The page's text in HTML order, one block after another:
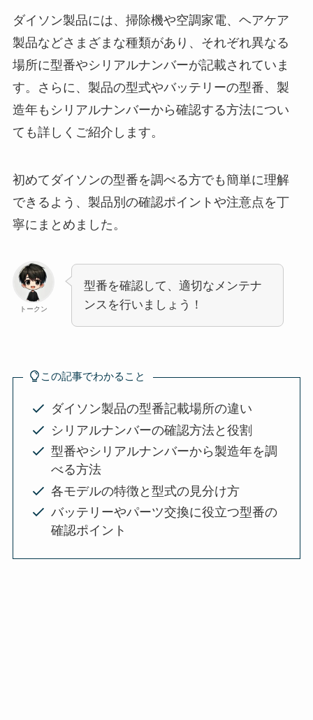
ダイソン製品には、掃除機や空調家電、ヘアケア
製品などさまざまな種類があり、それぞれ異なる
場所に型番やシリアルナンバーが記載されていま
す。さらに、製品の型式やバッテリーの型番、製
造年もシリアルナンバーから確認する方法につい
ても詳しくご紹介します。
初めてダイソンの型番を調べる方でも簡単に理解
できるよう、製品別の確認ポイントや注意点を丁
寧にまとめました。
トークン
型番を確認して、適切なメンテナ
ンスを行いましょう！
この記事でわかること
ダイソン製品の型番記載場所の違い
シリアルナンバーの確認方法と役割
型番やシリアルナンバーから製造年を調
べる方法
各モデルの特徴と型式の見分け方
バッテリーやパーツ交換に役立つ型番の
確認ポイント